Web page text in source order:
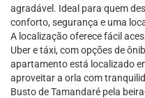
agradável. Ideal para quem
conforto, segurança e uma
A localização oferece fácil
Uber e táxi, com opções de
apartamento está localizado
aproveitar a orla com
Busto de Tamandaré pela